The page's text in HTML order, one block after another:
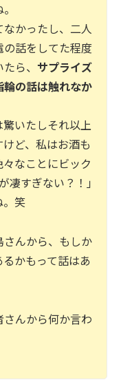
かったし、二人
話をしてた程度
ら、 サプライズ
の話は触れなか
いたしそれ以上
ど、私はお酒も
なことにビック
凄すぎない？！｣
。笑
んから、もしか
かもって話はあ
んから何か言わ